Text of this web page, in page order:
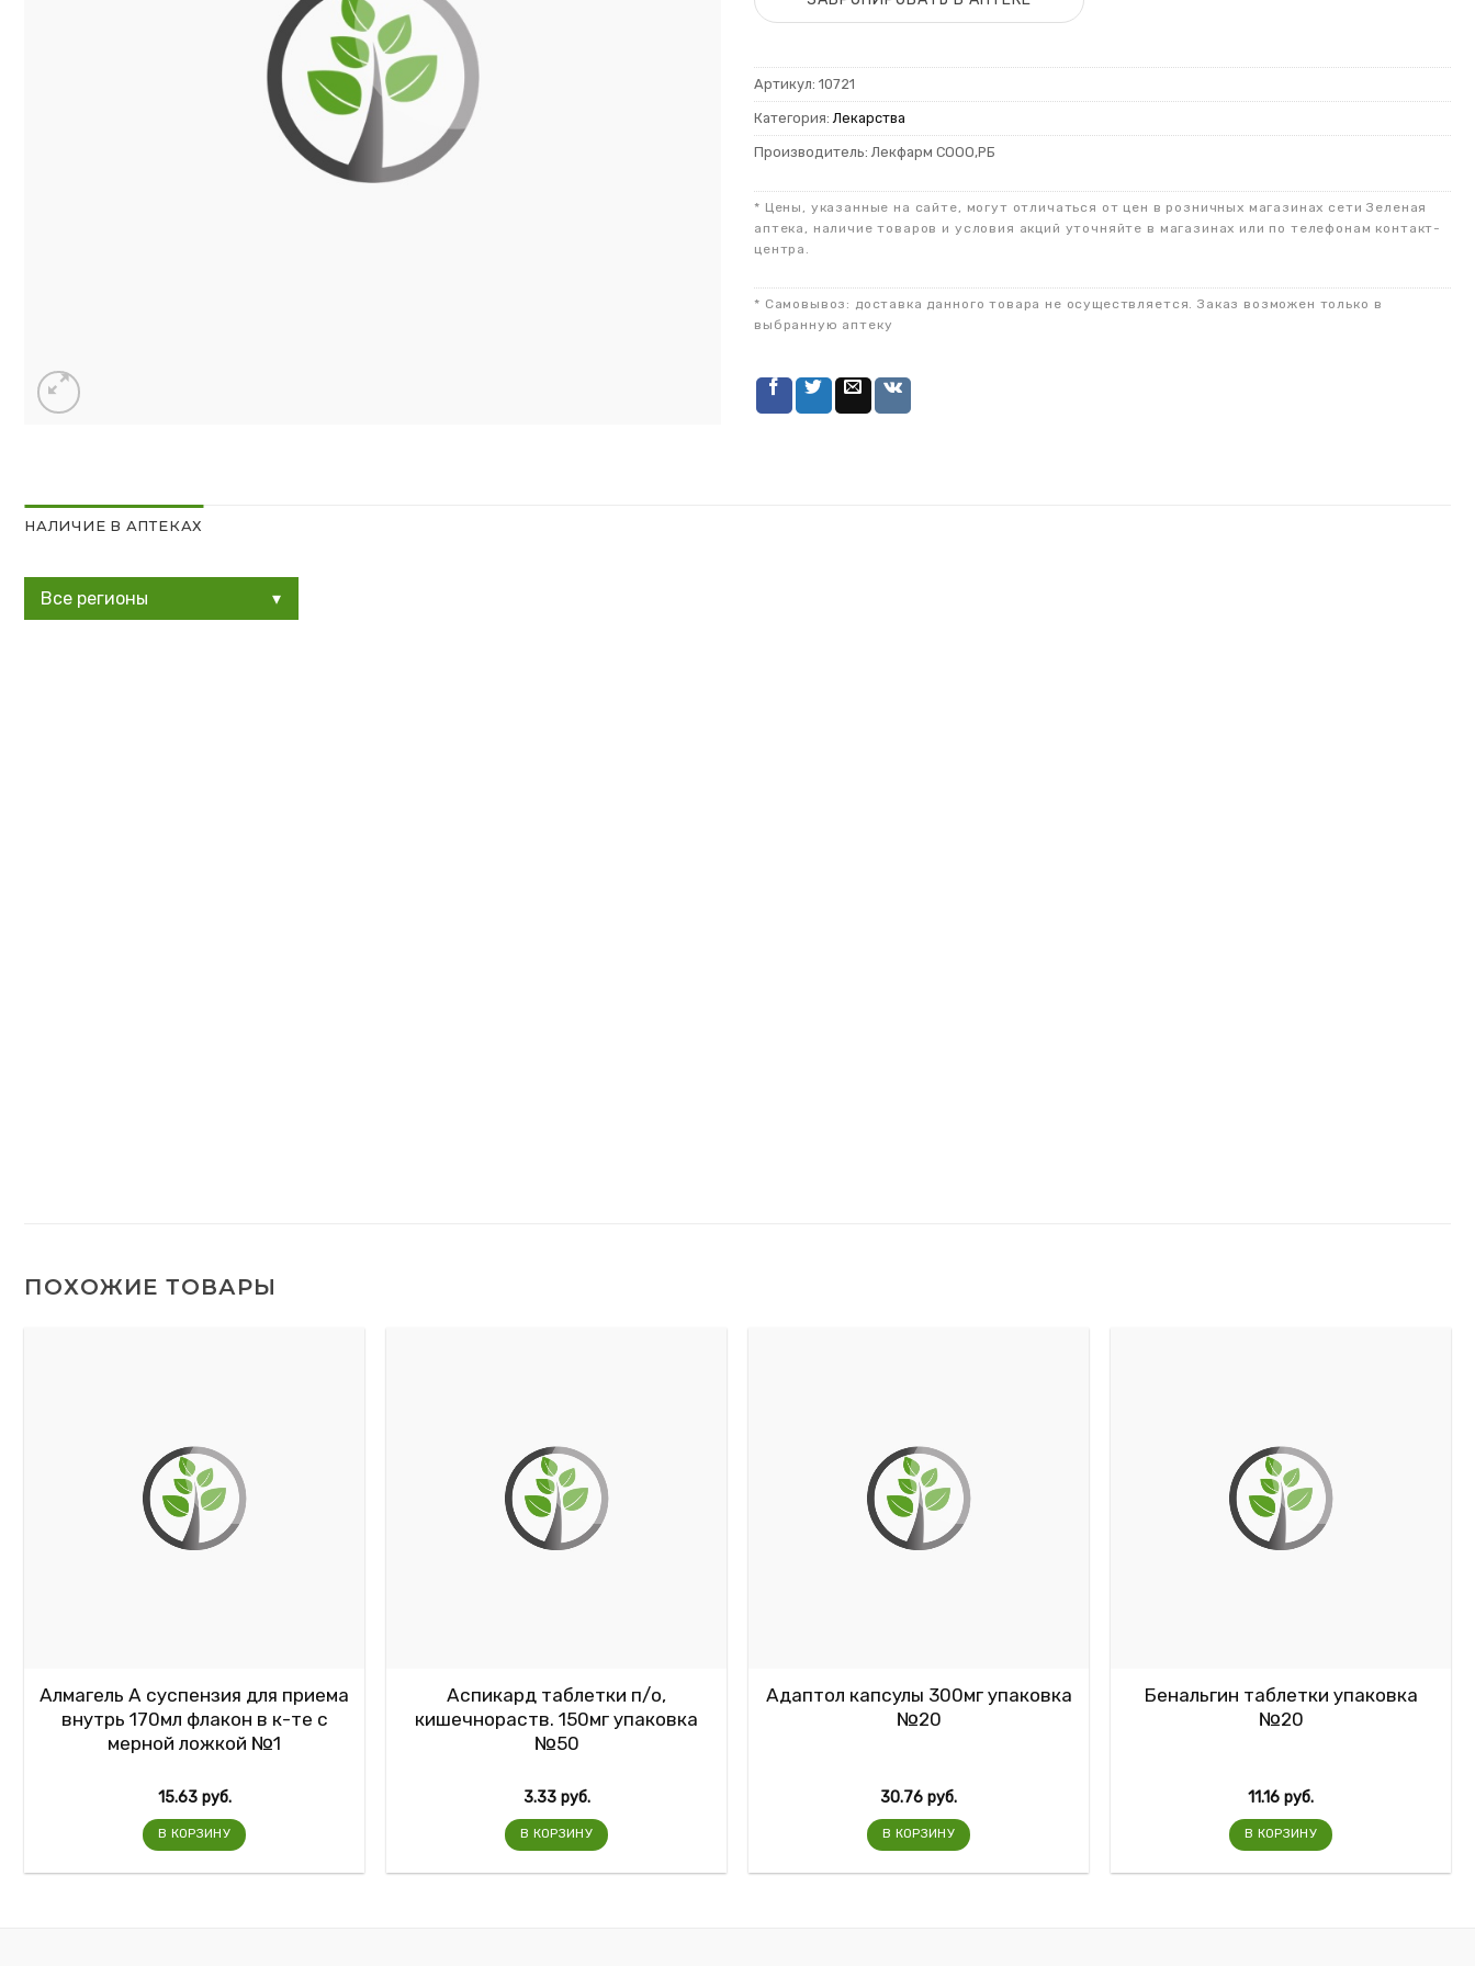
Артикул: 10721
Категория:Лекарства
Производитель: Лекфарм СООО,РБ
* Цены, указанные на сайте, могут отличаться от цен в розничных магазинах сети Зеленая
аптека, наличие товаров и условия акций уточняйте в магазинах или по телефонам контакт-
центра.
* Самовывоз: доставка данного товара не осуществляется. Заказ возможен только в
выбранную аптеку
НАЛИЧИЕ В АПТЕКАХ
Все регионы
ПОХОЖИЕ ТОВАРЫ
Алмагель А суспензия для приема
внутрь 170мл флакон в к-те с
мерной ложкой №1
15.63 руб.
В КОРЗИНУ
Аспикард таблетки п/о,
кишечнораств. 150мг упаковка
№50
3.33 руб.
В КОРЗИНУ
Адаптол капсулы 300мг упаковка
№20
30.76 руб.
В КОРЗИНУ
Бенальгин таблетки упаковка
№20
11.16 руб.
В КОРЗИНУ